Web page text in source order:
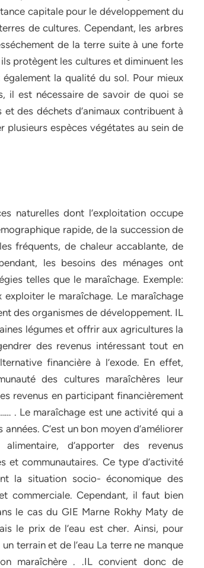
capitale pour le développement du
de cultures. Cependant, les arbres
de la terre suite à une forte
protègent les cultures et diminuent les
la qualité du sol. Pour mieux
il est nécessaire de savoir de quoi se
des déchets d’animaux contribuent à
espèces végétates au sein de
naturelles dont l’exploitation occupe
rapide, de la succession de
fréquents, de chaleur accablante, de
les besoins des ménages ont
telles que le maraîchage. Exemple:
le maraîchage. Le maraîchage
des organismes de développement. IL
légumes et offrir aux agricultures la
des revenus intéressant tout en
financière à l’exode. En effet,
des cultures maraîchères leur
revenus en participant financièrement
. Le maraîchage est une activité qui a
C’est un bon moyen d’améliorer
d’apporter des revenus
et communautaires. Ce type d’activité
la situation socio- économique des
commerciale. Cependant, il faut bien
le cas du GIE Marne Rokhy Maty de
le prix de l’eau est cher. Ainsi, pour
terrain et de l’eau La terre ne manque
maraîchère . .IL convient donc de